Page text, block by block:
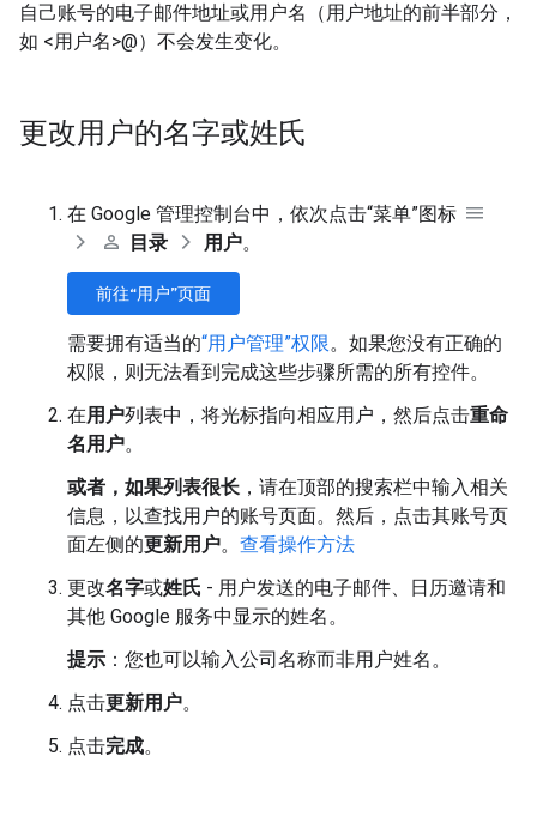
自己账号的电子邮件地址或用户名（用户地址的前半部分，
如 <用户名>@）不会发生变化。
更改用户的名字或姓氏
在 Google 管理控制台中，依次点击“菜单”图标
目录
用户。
前往“用户”页面
需要拥有适当的“用户管理”权限。如果您没有正确的
权限，则无法看到完成这些步骤所需的所有控件。
在用户列表中，将光标指向相应用户，然后点击重命
名用户。
或者，如果列表很长 ，请在顶部的搜索栏中输入相关
信息，以查找用户的账号页面。然后，点击其账号页
面左侧 的更新用户。 查看操作方法
更改名字或姓氏 - 用户发送的电子邮件、日历邀请和
其他 Google 服务中显示的姓名。
提示 ：您也可以输入公司名称而非用户姓名。
点击更新用户。
点击完成。